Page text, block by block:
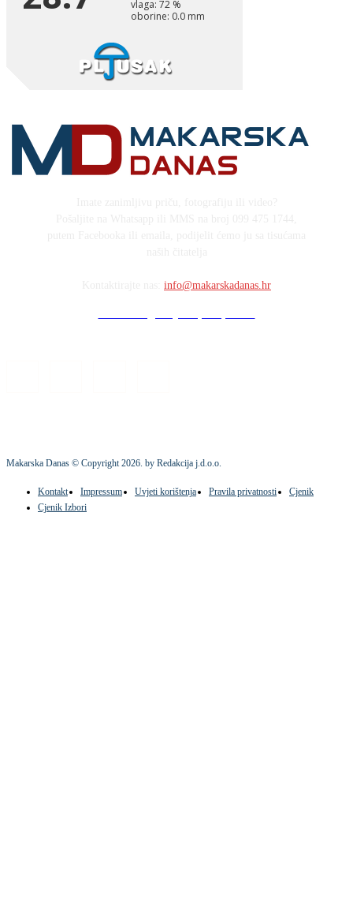
info@makarskadanas.hr
Makarska Danas © Copyright2026. by Redakcija j.d.o.o.
Kontakt Impressum Uvjeti korištenja Pravila privatnosti
Cjenik
Cjenik Izbori